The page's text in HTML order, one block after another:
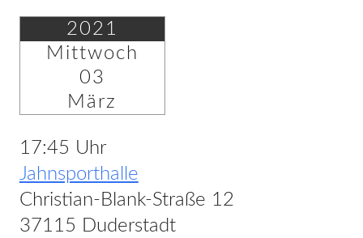
2021
Mittwoch
03
März
17:45 Uhr
Jahnsporthalle
Christian-Blank-Straße 12
37115 Duderstadt